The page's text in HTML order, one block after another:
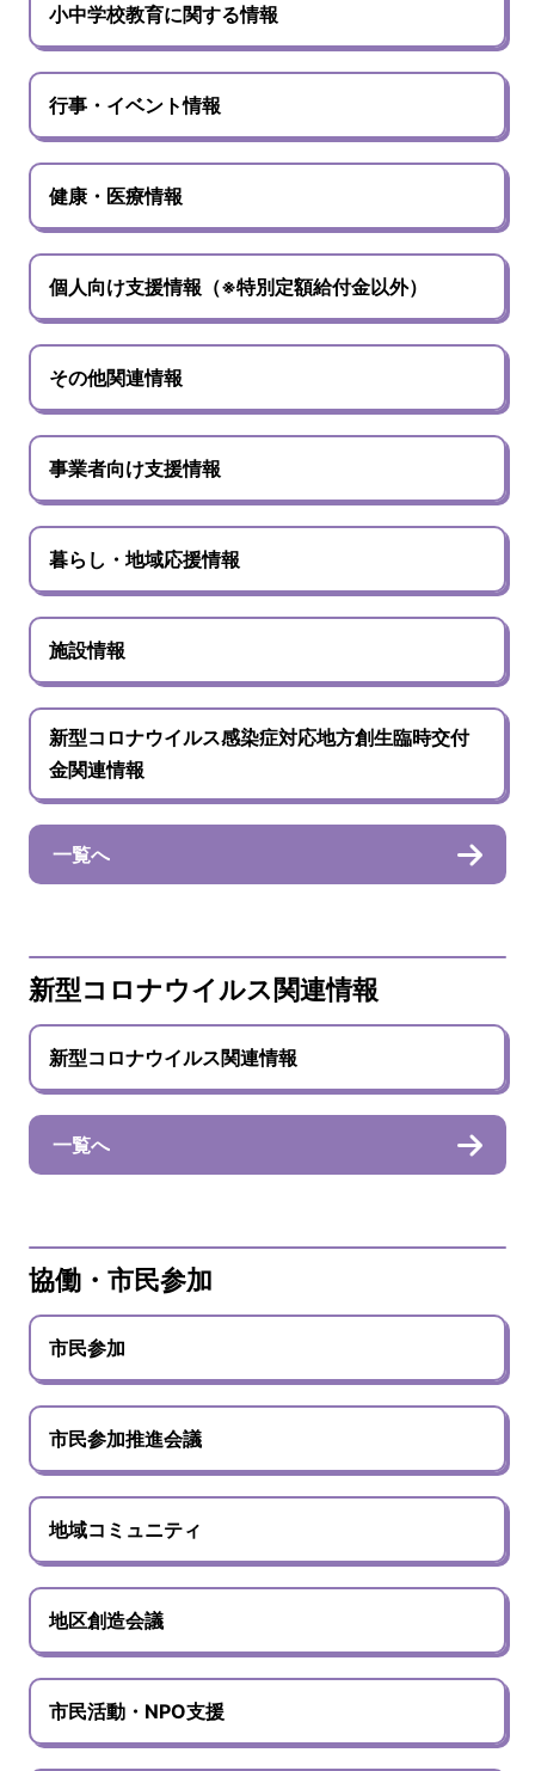
小中学校教育に関する情報
行事・イベント情報
健康・医療情報
個人向け支援情報（※特別定額給付金以外）
その他関連情報
事業者向け支援情報
暮らし・地域応援情報
施設情報
新型コロナウイルス感染症対応地方創生臨時交付
金関連情報
一覧へ
新型コロナウイルス関連情報
新型コロナウイルス関連情報
一覧へ
協働・市民参加
市民参加
市民参加推進会議
地域コミュニティ
地区創造会議
市民活動・NPO支援